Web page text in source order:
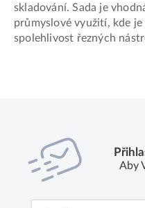
skladování. Sada je
průmyslové využití, kde
spolehlivost řezných
Aby